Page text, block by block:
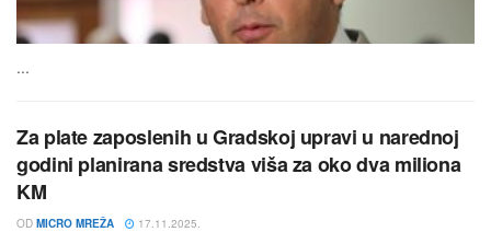
...
Za plate zaposlenih u Gradskoj upravi u narednoj
godini planirana sredstva viša za oko dva miliona
KM
OD MICRO MREŽA 17.11.2025.